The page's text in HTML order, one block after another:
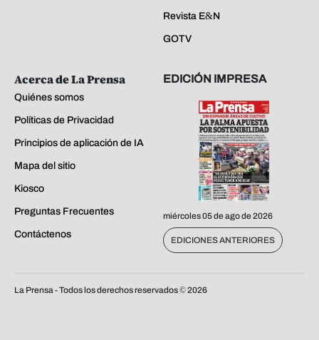
Revista E&N
GOTV
Acerca de La Prensa
Quiénes somos
Políticas de Privacidad
Principios de aplicación de IA
Mapa del sitio
Kiosco
Preguntas Frecuentes
Contáctenos
EDICIÓN IMPRESA
miércoles 05 de ago de 2026
EDICIONES ANTERIORES
La Prensa - Todos los derechos reservados ©2026